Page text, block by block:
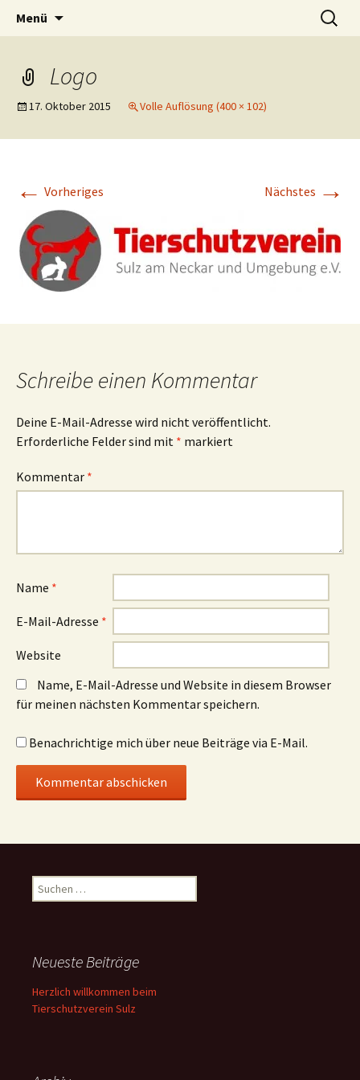
Menü
Suchen
nach:
Logo
17. Oktober 2015 Volle Auflösung (400 × 102)
← Vorheriges Nächstes →
Schreibe einen Kommentar
Deine E-Mail-Adresse wird nicht veröffentlicht.
Erforderliche Felder sind mit * markiert
Kommentar *
Name *
E-Mail-Adresse *
Website
Name, E-Mail-Adresse und Website in diesem Browser
für meinen nächsten Kommentar speichern.
Benachrichtige mich über neue Beiträge via E-Mail.
Suchen
nach:
Neueste Beiträge
Herzlich willkommen beim
Tierschutzverein Sulz